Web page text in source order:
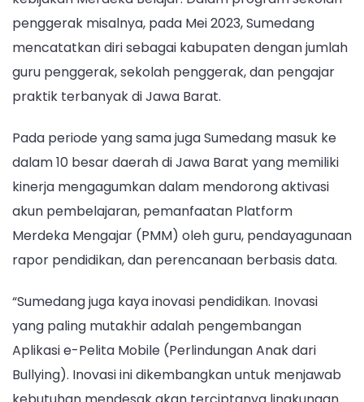
penggerak misalnya, pada Mei 2023, Sumedang
mencatatkan diri sebagai kabupaten dengan jumlah
guru penggerak, sekolah penggerak, dan pengajar
praktik terbanyak di Jawa Barat.
Pada periode yang sama juga Sumedang masuk ke
dalam 10 besar daerah di Jawa Barat yang memiliki
kinerja mengagumkan dalam mendorong aktivasi
akun pembelajaran, pemanfaatan Platform
Merdeka Mengajar (PMM) oleh guru, pendayagunaan
rapor pendidikan, dan perencanaan berbasis data.
“Sumedang juga kaya inovasi pendidikan. Inovasi
yang paling mutakhir adalah pengembangan
Aplikasi e-Pelita Mobile (Perlindungan Anak dari
Bullying). Inovasi ini dikembangkan untuk menjawab